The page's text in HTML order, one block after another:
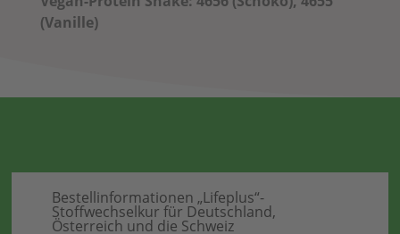
(Vanille)
Bestellinformationen „Lifeplus“-
Stoffwechselkur für Deutschland,
Österreich und die Schweiz